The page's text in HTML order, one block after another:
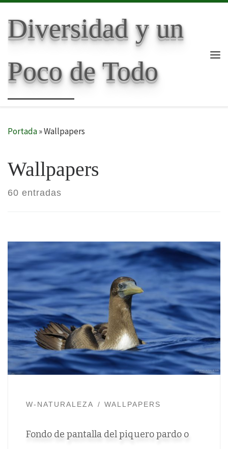
Diversidad y un
Poco de Todo
Portada»Wallpapers
Wallpapers
60 entradas
W-NATURALEZA WALLPAPERS
Fondo de pantalla del piquero pardo o